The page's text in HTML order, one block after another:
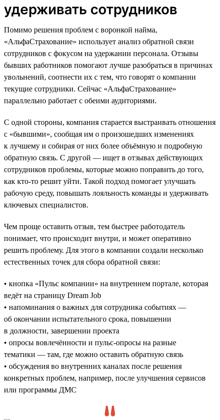
удерживать сотрудников
Помимо решения проблем с воронкой найма,
«АльфаСтрахование» использует анализ обратной связи
сотрудников с фокусом на удержании персонала. Отзывы
бывших работников помогают лучше разобраться в причинах
увольнений, соотнести их с тем, что говорят о компании
текущие сотрудники. Сейчас «АльфаСтрахование»
параллельно работает с обеими аудиториями.
С одной стороны, компания старается выстраивать отношения
с «бывшими», сообщая им о произошедших изменениях
к лучшему и собирая от них более объёмную и подробную
обратную связь. С другой — ищет в отзывах действующих
сотрудников проблемы, которые можно поправить до того,
как кто-то решит уйти. Такой подход помогает улучшать
рабочую среду, повышать лояльность команды и удерживать
ключевых специалистов.
Чем проще оставить отзыв, тем быстрее работодатель
понимает, что происходит внутри, и может оперативно
решить проблему. Для этого в компании создали несколько
естественных точек для сбора обратной связи:
• кнопка «Пульс компании» на внутреннем портале, которая
ведёт на страницу Dream Job
• напоминания о важных для сотрудника событиях —
об окончании испытательного срока, повышении
в должности, завершении проекта
• опросы вовлечённости и пульс-опросы на разные
тематики — там, где можно оставить обратную связь
• обсуждения во внутренних каналах после решения
конкретных проблем, например, после улучшения сервисов
или программы ДМС